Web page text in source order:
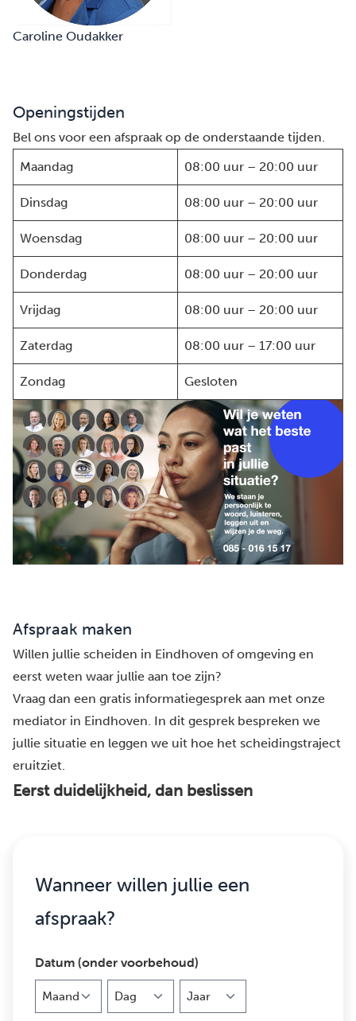
Caroline Oudakker
Openingstijden
Bel ons voor een afspraak op de onderstaande tijden.
Maandag
08:00 uur – 20:00 uur
Dinsdag 08:00 uur – 20:00 uur
Woensdag 08:00 uur – 20:00 uur
Donderdag 08:00 uur – 20:00 uur
Vrijdag 08:00 uur – 20:00 uur
Zaterdag 08:00 uur – 17:00 uur
Zondag Gesloten
Afspraak maken
Willen jullie scheiden in Eindhoven of omgeving en
eerst weten waar jullie aan toe zijn?
Vraag dan een gratis informatiegesprek aan met onze
mediator in Eindhoven. In dit gesprek bespreken we
jullie situatie en leggen we uit hoe het scheidingstraject
eruitziet.
Eerst duidelijkheid, dan beslissen
Wanneer willen jullie een
afspraak?
Datum (onder voorbehoud)